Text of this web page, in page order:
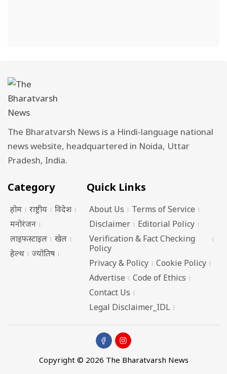
The Bharatvarsh News is a Hindi-language national
news website, headquartered in Noida, Uttar
Pradesh, India.
Category
होम राष्ट्रीय
विदेश
मनोरंजन
लाइफस्टाइल
खेल
हेल्थ
ज्योतिष
Quick Links
About Us
Terms of Service
Disclaimer
Editorial Policy
Verification & Fact Checking
Policy
Privacy & Policy
Cookie Policy
Advertise
Code of Ethics
Contact Us
Legal Disclaimer_IDL
Copyright © 2026 The Bharatvarsh News